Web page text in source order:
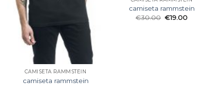
CAMISETA RAMMSTEIN
camiseta rammstein
camiseta rammstein
€30.00 €19.00